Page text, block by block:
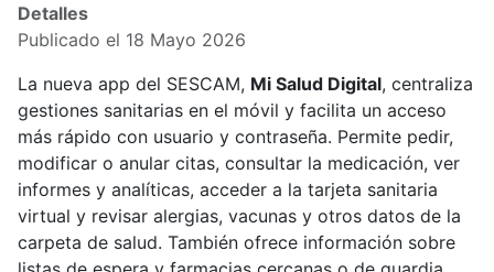
Detalles
Publicado el 18 Mayo 2026
La nueva app del SESCAM, Mi Salud Digital, centraliza
gestiones sanitarias en el móvil y facilita un acceso
más rápido con usuario y contraseña. Permite pedir,
modificar o anular citas, consultar la medicación, ver
informes y analíticas, acceder a la tarjeta sanitaria
virtual y revisar alergias, vacunas y otros datos de la
carpeta de salud. También ofrece información sobre